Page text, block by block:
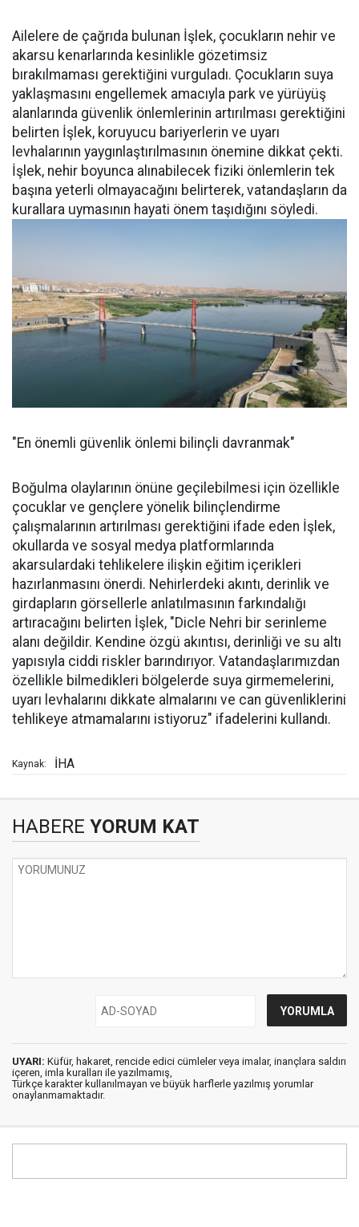
Ailelere de çağrıda bulunan İşlek, çocukların nehir ve
akarsu kenarlarında kesinlikle gözetimsiz
bırakılmaması gerektiğini vurguladı. Çocukların suya
yaklaşmasını engellemek amacıyla park ve yürüyüş
alanlarında güvenlik önlemlerinin artırılması gerektiğini
belirten İşlek, koruyucu bariyerlerin ve uyarı
levhalarının yaygınlaştırılmasının önemine dikkat çekti.
İşlek, nehir boyunca alınabilecek fiziki önlemlerin tek
başına yeterli olmayacağını belirterek, vatandaşların da
kurallara uymasının hayati önem taşıdığını söyledi.
"En önemli güvenlik önlemi bilinçli davranmak"
Boğulma olaylarının önüne geçilebilmesi için özellikle
çocuklar ve gençlere yönelik bilinçlendirme
çalışmalarının artırılması gerektiğini ifade eden İşlek,
okullarda ve sosyal medya platformlarında
akarsulardaki tehlikelere ilişkin eğitim içerikleri
hazırlanmasını önerdi. Nehirlerdeki akıntı, derinlik ve
girdapların görsellerle anlatılmasının farkındalığı
artıracağını belirten İşlek, "Dicle Nehri bir serinleme
alanı değildir. Kendine özgü akıntısı, derinliği ve su altı
yapısıyla ciddi riskler barındırıyor. Vatandaşlarımızdan
özellikle bilmedikleri bölgelerde suya girmemelerini,
uyarı levhalarını dikkate almalarını ve can güvenliklerini
tehlikeye atmamalarını istiyoruz" ifadelerini kullandı.
Kaynak: İHA
HABERE YORUM KAT
UYARI: Küfür, hakaret, rencide edici cümleler veya imalar, inançlara saldırı
içeren, imla kuralları ile yazılmamış,
Türkçe karakter kullanılmayan ve büyük harflerle yazılmış yorumlar
onaylanmamaktadır.